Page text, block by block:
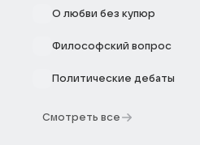
О любви без купюр
Философский вопрос
Политические дебаты
Смотреть все